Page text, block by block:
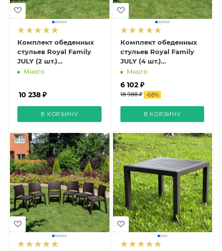
Комплект обеденных
стульев Royal Family
JULY (2 шт.)
коричневый
Много
10 238 ₽
В КОРЗИНУ
Комплект обеденных
стульев Royal Family
JULY (4 шт.)
коричневый
Много
6 102 ₽
18 988 ₽ -68%
В КОРЗИНУ